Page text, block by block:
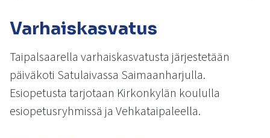
ja
pyyhkäisyliikkeitä.
Varhaiskasvatus
Taipalsaarella varhaiskasvatusta järjestetään
päiväkoti Satulaivassa Saimaanharjulla.
Esiopetusta tarjotaan Kirkonkylän koululla
esiopetusryhmissä ja Vehkataipaleella.